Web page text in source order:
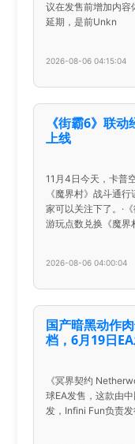
议在发售前增加内容
延期，是前Unkn
2026-08-06 04:15:04
《街霸6》联
上线
11月4日今天，卡普
《魔界村》战斗通
家可以关注下了。·
游玩点数兑换《魔界
2026-08-06 04:00:04
国产暗黑动作
档，6月19日
《冥界契约
球EA发售，这款由
发，Infini Fun负责